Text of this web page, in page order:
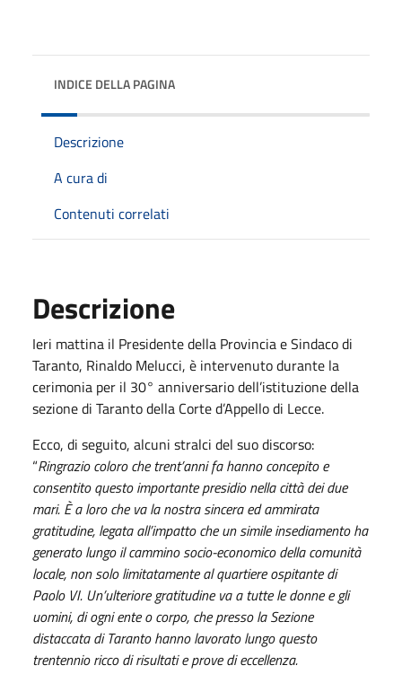
INDICE DELLA PAGINA
Descrizione
A cura di
Contenuti correlati
Descrizione
Ieri mattina il Presidente della Provincia e Sindaco di
Taranto, Rinaldo Melucci, è intervenuto durante la
cerimonia per il 30° anniversario dell’istituzione della
sezione di Taranto della Corte d’Appello di Lecce.
Ecco, di seguito, alcuni stralci del suo discorso:
“Ringrazio coloro che trent’anni fa hanno concepito e
consentito questo importante presidio nella città dei due
mari. È a loro che va la nostra sincera ed ammirata
gratitudine, legata all’impatto che un simile insediamento ha
generato lungo il cammino socio-economico della comunità
locale, non solo limitatamente al quartiere ospitante di
Paolo VI. Un’ulteriore gratitudine va a tutte le donne e gli
uomini, di ogni ente o corpo, che presso la Sezione
distaccata di Taranto hanno lavorato lungo questo
trentennio ricco di risultati e prove di eccellenza.